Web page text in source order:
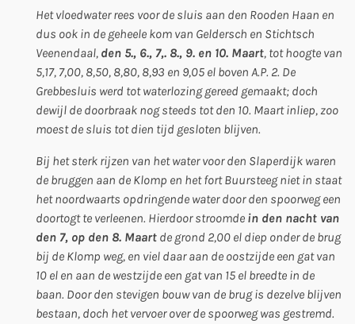
Het vloedwater rees voor de sluis aan den Rooden Haan en
dus ook in de geheele kom van Geldersch en Stichtsch
Veenendaal, den 5., 6., 7,. 8., 9. en 10. Maart, tot hoogte van
5,17, 7,00, 8,50, 8,80, 8,93 en 9,05 el boven A.P. 2. De
Grebbesluis werd tot waterlozing gereed gemaakt; doch
dewijl de doorbraak nog steeds tot den 10. Maart inliep, zoo
moest de sluis tot dien tijd gesloten blijven.
Bij het sterk rijzen van het water voor den Slaperdijk waren
de bruggen aan de Klomp en het fort Buursteeg niet in staat
het noordwaarts opdringende water door den spoorweg een
doortogt te verleenen. Hierdoor stroomde in den nacht van
den 7, op den 8. Maart de grond 2,00 el diep onder de brug
bij de Klomp weg, en viel daar aan de oostzijde een gat van
10 el en aan de westzijde een gat van 15 el breedte in de
baan. Door den stevigen bouw van de brug is dezelve blijven
bestaan, doch het vervoer over de spoorweg was gestremd.